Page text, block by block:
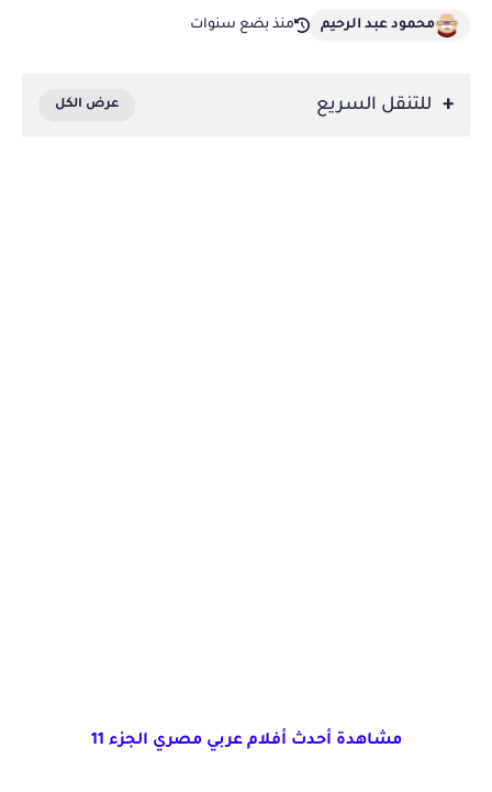
محمود عبد الرحيم منذ بضع سنوات
للتنقل السريع
مشاهدة أحدث أفلام عربي مصري الجزء 11